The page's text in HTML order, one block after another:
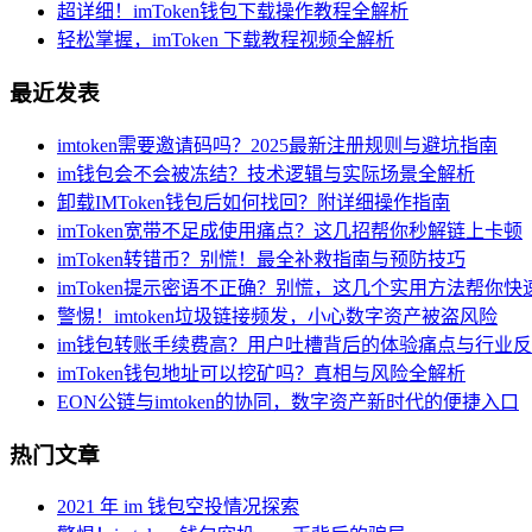
超详细！imToken钱包下载操作教程全解析
轻松掌握，imToken 下载教程视频全解析
最近发表
imtoken需要邀请码吗？2025最新注册规则与避坑指南
im钱包会不会被冻结？技术逻辑与实际场景全解析
卸载IMToken钱包后如何找回？附详细操作指南
imToken宽带不足成使用痛点？这几招帮你秒解链上卡顿
imToken转错币？别慌！最全补救指南与预防技巧
imToken提示密语不正确？别慌，这几个实用方法帮你快
警惕！imtoken垃圾链接频发，小心数字资产被盗风险
im钱包转账手续费高？用户吐槽背后的体验痛点与行业
imToken钱包地址可以挖矿吗？真相与风险全解析
EON公链与imtoken的协同，数字资产新时代的便捷入口
热门文章
2021 年 im 钱包空投情况探索